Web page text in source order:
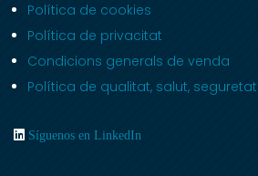
Política de cookies
Política de privacitat
Condicions generals de venda
Política de qualitat, salut,
Síguenos en LinkedIn